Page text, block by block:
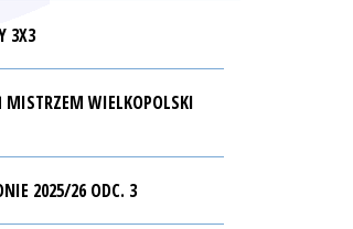
3X3
MISTRZEM WIELKOPOLSKI
2025/26 ODC. 3